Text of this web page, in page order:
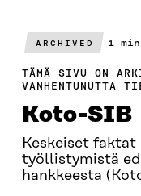
ARCHIVED 1 min
TÄMÄ SIVU ON
VANHENTUNUTTA
Koto-SIB
Keskeiset
työllistymistä
hankkeesta